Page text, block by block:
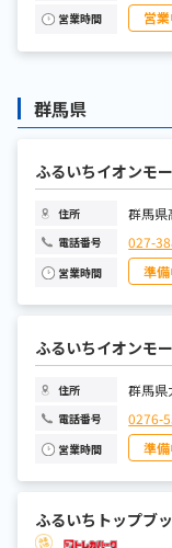
営業時間 営
群馬県
ふるいちイオンモ
住所 群馬県
電話番号 027-
営業時間 準
ふるいちイオンモ
住所 群馬県
電話番号 0276-
営業時間 準
ふるいちトップブ